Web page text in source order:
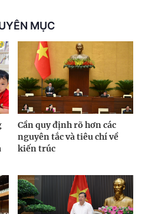
MỤC
Cần quy định rõ hơn các
nguyên tắc và tiêu chí về
kiến trúc